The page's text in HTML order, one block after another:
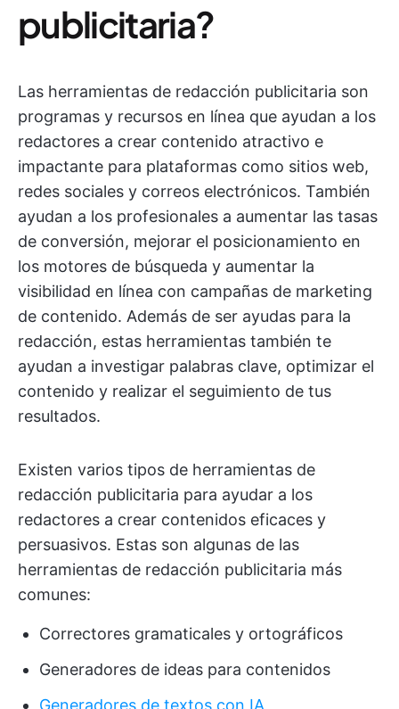
publicitaria?
Las herramientas de redacción publicitaria son
programas y recursos en línea que ayudan a los
redactores a crear contenido atractivo e
impactante para plataformas como sitios web,
redes sociales y correos electrónicos. También
ayudan a los profesionales a aumentar las tasas
de conversión, mejorar el posicionamiento en
los motores de búsqueda y aumentar la
visibilidad en línea con campañas de marketing
de contenido. Además de ser ayudas para la
redacción, estas herramientas también te
ayudan a investigar palabras clave, optimizar el
contenido y realizar el seguimiento de tus
resultados.
Existen varios tipos de herramientas de
redacción publicitaria para ayudar a los
redactores a crear contenidos eficaces y
persuasivos. Estas son algunas de las
herramientas de redacción publicitaria más
comunes:
Correctores gramaticales y ortográficos
Generadores de ideas para contenidos
Generadores de textos con IA